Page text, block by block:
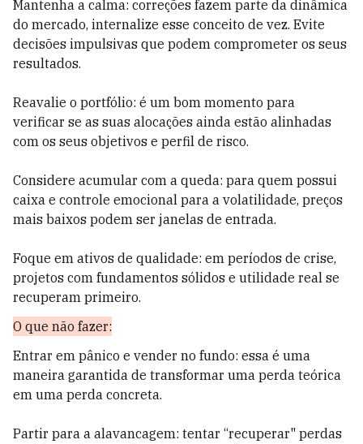
Mantenha a calma: correções fazem parte da dinâmica
do mercado, internalize esse conceito de vez. Evite
decisões impulsivas que podem comprometer os seus
resultados.
Reavalie o portfólio: é um bom momento para
verificar se as suas alocações ainda estão alinhadas
com os seus objetivos e perfil de risco.
Considere acumular com a queda: para quem possui
caixa e controle emocional para a volatilidade, preços
mais baixos podem ser janelas de entrada.
Foque em ativos de qualidade: em períodos de crise,
projetos com fundamentos sólidos e utilidade real se
recuperam primeiro.
O que não fazer:
Entrar em pânico e vender no fundo: essa é uma
maneira garantida de transformar uma perda teórica
em uma perda concreta.
Partir para a alavancagem: tentar “recuperar" perdas